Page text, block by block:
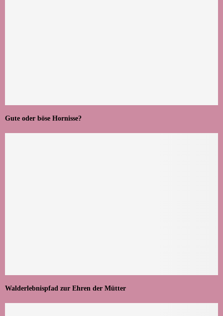
Gute oder böse Hornisse?
Walderlebnispfad zur Ehren der Mütter